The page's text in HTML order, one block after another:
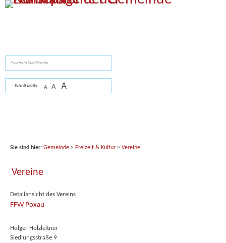
Zum Inhalt,zur Navigationoderzur Startseitespringen.
Schriftgröße A A A
Sie sind hier: Gemeinde> Freizeit & Kultur> Vereine
Vereine
Detailansicht des Vereins
FFW Poxau
Holger Holzleitner
Siedlungsstraße 9